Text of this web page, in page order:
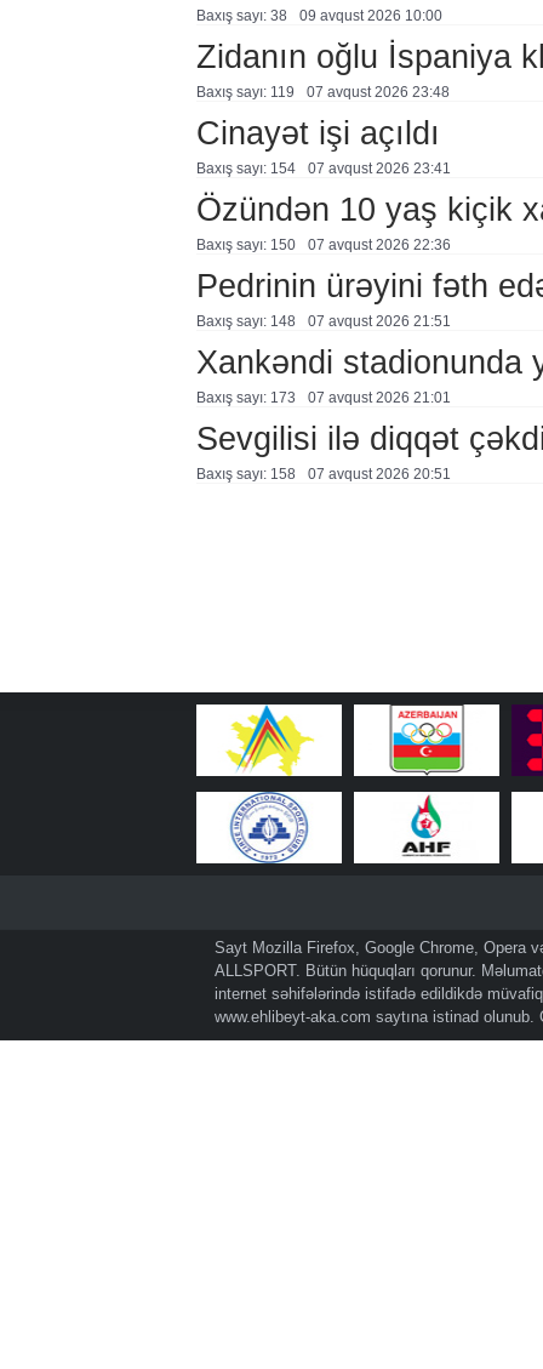
Baxış sayı: 38 09 avqust 2026 10:00
Zidanın oğlu İspaniya
Baxış sayı: 119 07 avqust 2026 23:48
Cinayət işi açıldı
Baxış sayı: 154 07 avqust 2026 23:41
Özündən 10 yaş kiçik
Baxış sayı: 150 07 avqust 2026 22:36
Pedrinin ürəyini fəth
Baxış sayı: 148 07 avqust 2026 21:51
Xankəndi stadionunda
Baxış sayı: 173 07 avqust 2026 21:01
Sevgilisi ilə diqqət
Baxış sayı: 158 07 avqust 2026 20:51
Sayt Mozilla Firefox, Google Chrome, Opera
ALLSPORT. Bütün hüquqları qorunur.
internet səhifələrində istifadə edildikdə
www.ehlibeyt-aka.com saytına istinad olunub.